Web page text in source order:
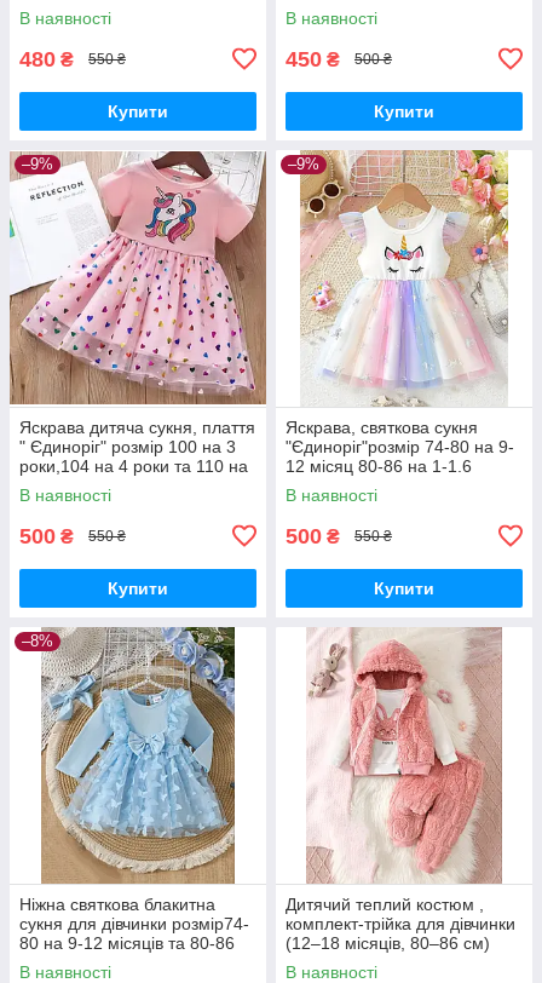
122 на 6-7р.
В наявності
480 ₴ 550 ₴
Купити
В наявності
450 ₴ 500 ₴
Купити
–9%
Яскрава дитяча сукня, плаття
" Єдиноріг" розмір 100 на 3
роки,104 на 4 роки та 110 на
5 років
В наявності
500 ₴ 550 ₴
Купити
–9%
Яскрава, святкова сукня
"Єдиноріг"розмір 74-80 на 9-
12 місяц 80-86 на 1-1.6
років,розмір 86-92 на 1.6-2
роки та 92-98 на 2-3 роки
В наявності
500 ₴ 550 ₴
Купити
–8%
Ніжна святкова блакитна
сукня для дівчинки розмір74-
80 на 9-12 місяців та 80-86
на 12-18 місяців
В наявності
Дитячий теплий костюм ,
комплект-трійка для дівчинки
(12–18 місяців, 80–86 см)
В наявності